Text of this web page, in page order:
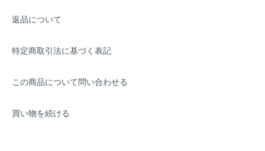
返品について
特定商取引法に基づく表記
この商品について問い合わせる
買い物を続ける